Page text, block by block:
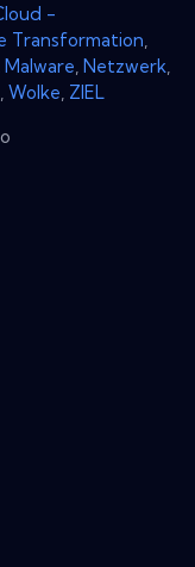
-
Transformation
Malware Netzwerk
Wolke ZIEL